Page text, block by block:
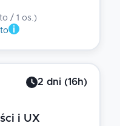
/ 1 os.)
2 dni (16h)
i UX